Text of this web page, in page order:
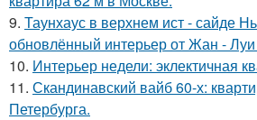
9. Таунхаус в верхнем ист - сайде
обновлённый интерьер от Жан -
10. Интерьер недели: эклектичная
11. Скандинавский вайб 60-х:
Петербурга.